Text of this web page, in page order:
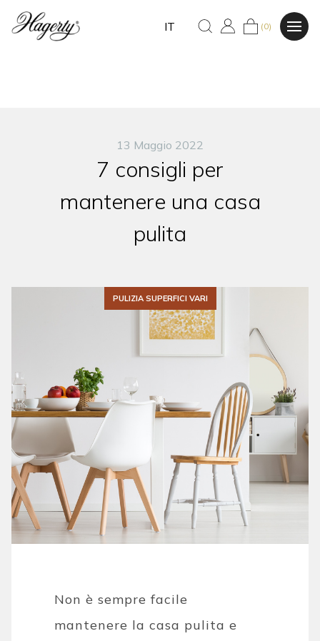
IT (0)
13 Maggio 2022
7 consigli per
mantenere una casa
pulita
PULIZIA SUPERFICI VARI
Non è sempre facile
mantenere la casa pulita e